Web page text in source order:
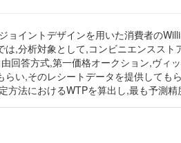
ョイントデザインを用いた消費者の
は,分析対象として,コンビニエンスス
回答方式,第一価格オークション,ヴィ
らい,そのレシートデータを提供して
方法におけるWTPを算出し,最も予測